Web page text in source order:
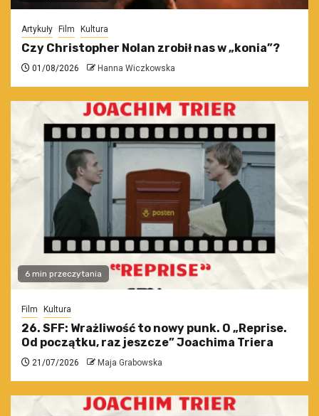
Artykuły Film Kultura
Czy Christopher Nolan zrobił nas w „konia”?
01/08/2026 Hanna Wiczkowska
6 min przeczytania
Film Kultura
26. SFF: Wrażliwość to nowy punk. O „Reprise.
Od początku, raz jeszcze” Joachima Triera
21/07/2026 Maja Grabowska